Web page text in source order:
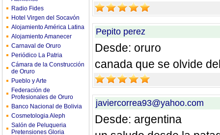
Radio Fides
Hotel Virgen del Socavón
Alojamiento América Latina
Alojamiento Amanecer
Carnaval de Oruro
Periódico La Patria
Cámara de la Construcción
de Oruro
Pueblo y Arte
Federación de
Profesionales de Oruro
Banco Nacional de Bolivia
Cosmetologia Aleph
Salón de Peluqueria
Pretensiones Gloria
Pepito perez
Desde: oruro
canada que se olvide
javiercorrea93@yahoo.com
Desde: argentina